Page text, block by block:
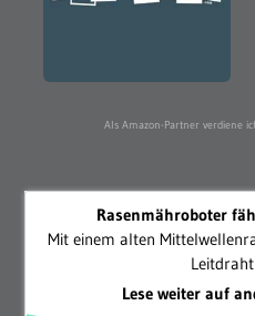
Als Amazon-Partner verdiene
Rasenmähroboter
Mit einem alten
Lese weiter auf